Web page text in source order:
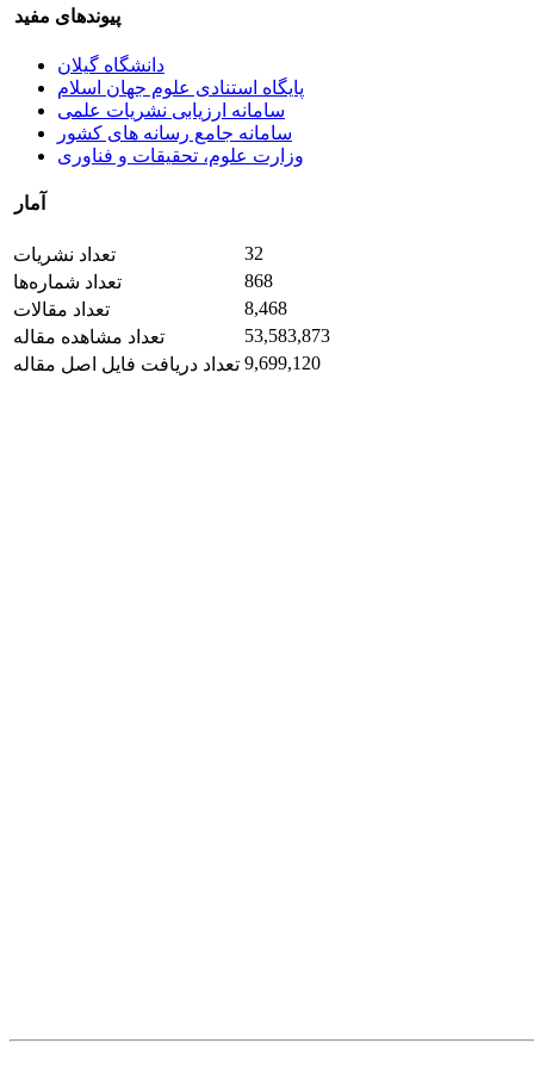
پیوندهای مفید
دانشگاه گیلان
پایگاه استنادی علوم جهان اسلام
سامانه ارزیابی نشریات علمی
سامانه جامع رسانه های کشور
وزارت علوم، تحقیقات و فناوری
آمار
تعداد نشریات
32
تعداد شماره‌ها
868
تعداد مقالات
8,468
تعداد مشاهده مقاله
53,583,873
تعداد دریافت فایل اصل مقاله 9,699,120